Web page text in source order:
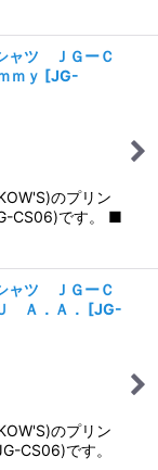
ャツ ＪＧーＣ
ｍｙ [JG-
のプリン
CS06)です。 ■
ャツ ＪＧーＣ
Ａ．Ａ． [JG-
のプリン
CS06)です。